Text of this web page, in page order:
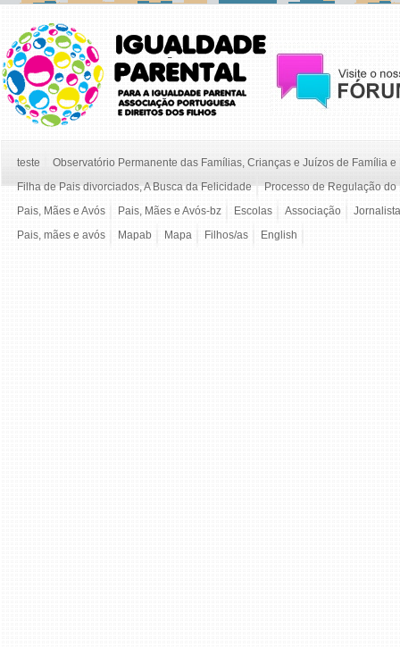
teste
Observatório Permanente das Famílias, Crianças e Juízos de Família e
Filha de Pais divorciados, A Busca da Felicidade
Processo de Regulação
Pais, Mães e Avós
Pais, Mães e Avós-bz Escolas Associação
Pais, mães e avós
Mapab Mapa Filhos/as English